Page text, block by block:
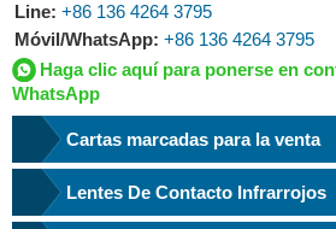
Line: +86 136 4264 3795
Móvil/WhatsApp: +86 136 4264 3795
Haga clic aquí para ponerse en
WhatsApp
Cartas marcadas para la venta
Lentes De Contacto Infrarrojos